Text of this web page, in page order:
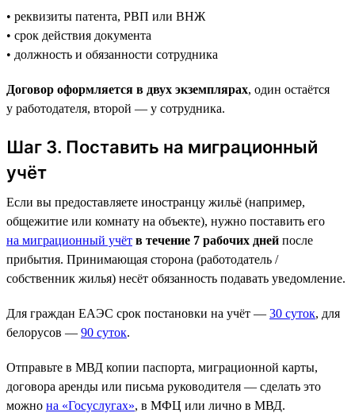
• реквизиты патента, РВП или ВНЖ
• срок действия документа
• должность и обязанности сотрудника
Договор оформляется в двух экземплярах, один остаётся
у работодателя, второй — у сотрудника.
Шаг 3. Поставить на миграционный
учёт
Если вы предоставляете иностранцу жильё (например,
общежитие или комнату на объекте), нужно поставить его
на миграционный учёт в течение 7 рабочих дней после
прибытия. Принимающая сторона (работодатель /
собственник жилья) несёт обязанность подавать уведомление.
Для граждан ЕАЭС срок постановки на учёт — 30 суток, для
белорусов — 90 суток.
Отправьте в МВД копии паспорта, миграционной карты,
договора аренды или письма руководителя — сделать это
можно на «Госуслугах», в МФЦ или лично в МВД.